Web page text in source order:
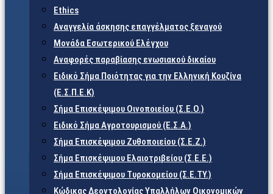
Ethics
Αναγγελία άσκησης επαγγέλματος ξεναγού
Μονάδα Εσωτερικού Ελέγχου
Αναφορές παραβίασης ενωσιακού δικαίου
Ειδικό Σήμα Ποιότητας για την Ελληνική Κουζίνα
(Ε.Σ.Π.Ε.Κ)
Σήμα Επισκέψιμου Οινοποιείου (Σ.Ε.Ο.)
Ειδικό Σήμα Αγροτουρισμού (Ε.Σ.Α.)
Σήμα Επισκέψιμου Ζυθοποιείου (Σ.Ε.Ζ.)
Σήμα Επισκέψιμου Ελαιοτριβείου (Σ.Ε.Ε.)
Σήμα Επισκέψιμου Τυροκομείου (Σ.Ε.TY.)
Κώδικας Δεοντολογίας Υπαλλήλων Οικονομικών